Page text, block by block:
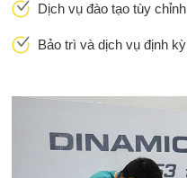
Dịch vụ đào tạo tùy chỉnh
Bảo trì và dịch vụ định kỳ